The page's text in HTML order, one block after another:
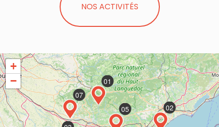
NOS ACTIVITÉS
01
02
05
07
+
−